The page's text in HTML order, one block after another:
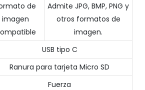
de
imagen
Admite JPG, BMP, PNG y
otros formatos de
imagen.
USB tipo C
Ranura para tarjeta Micro SD
Fuerza